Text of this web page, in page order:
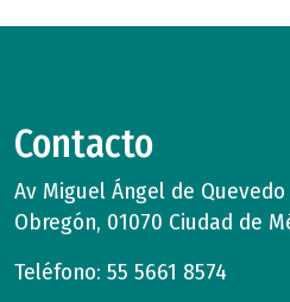
Contacto
Av Miguel Ángel de
Obregón, 01070 Ciudad de
Teléfono: 55 5661 8574